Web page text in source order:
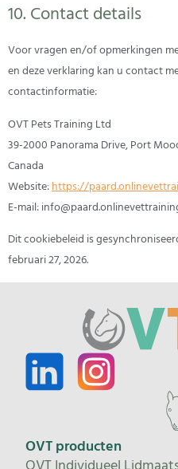
10. Contact details
Voor vragen en/of opmerkingen
en deze verklaring kan u contact
contactinformatie:
OVT Pets Training Ltd
39-2000 Panorama Drive, Port
Canada
Website:https://
E-mail:info@
Dit cookiebeleid is
februari 27, 2026.
OVT producten